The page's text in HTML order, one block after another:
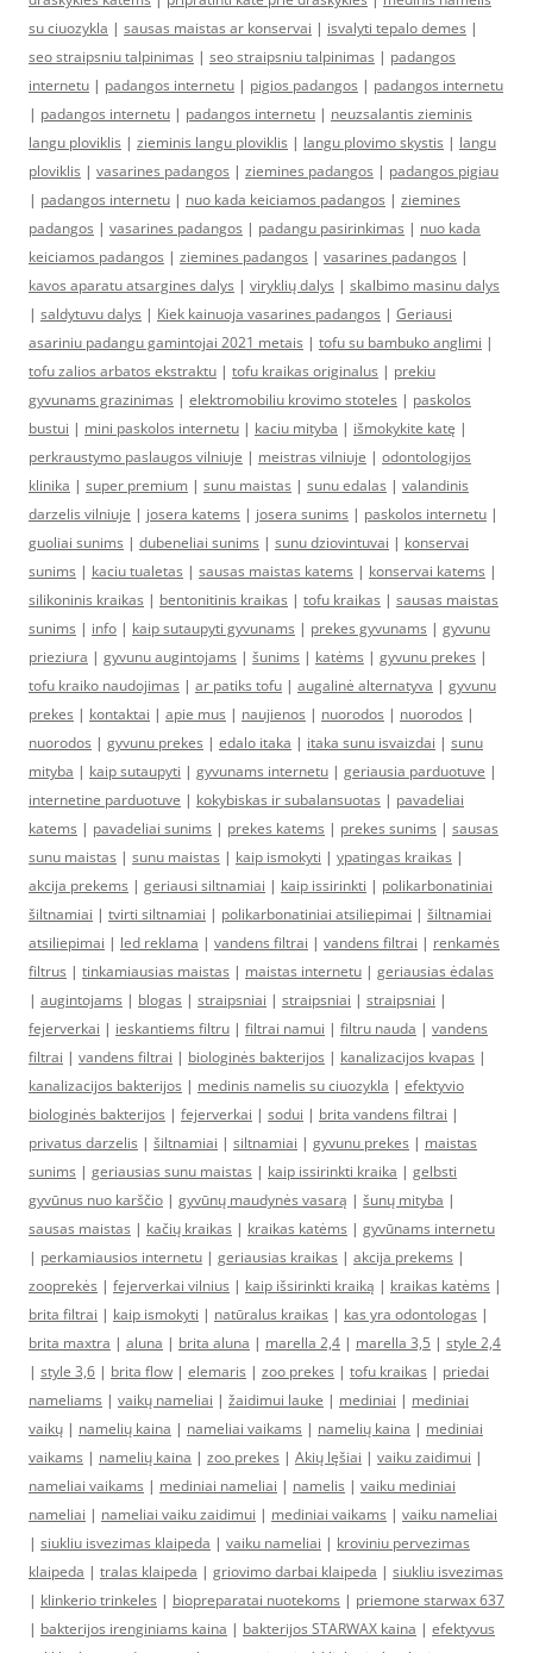
su ciuozykla | sausas maistas ar konservai | isvalyti tepalo demes |
seo straipsniu talpinimas | seo straipsniu talpinimas | padangos
internetu | padangos internetu | pigios padangos | padangos internetu
| padangos internetu | padangos internetu | neuzsalantis zieminis
langu ploviklis | zieminis langu ploviklis | langu plovimo skystis | langu
ploviklis | vasarines padangos | ziemines padangos | padangos pigiau
| padangos internetu | nuo kada keiciamos padangos | ziemines
padangos | vasarines padangos | padangu pasirinkimas | nuo kada
keiciamos padangos | ziemines padangos | vasarines padangos |
kavos aparatu atsargines dalys | viryklių dalys | skalbimo masinu dalys
| saldytuvu dalys | Kiek kainuoja vasarines padangos | Geriausi
asariniu padangu gamintojai 2021 metais | tofu su bambuko anglimi |
tofu zalios arbatos ekstraktu | tofu kraikas originalus | prekiu
gyvunams grazinimas | elektromobiliu krovimo stoteles | paskolos
bustui | mini paskolos internetu | kaciu mityba | išmokykite katę |
perkraustymo paslaugos vilniuje | meistras vilniuje | odontologijos
klinika | super premium | sunu maistas | sunu edalas | valandinis
darzelis vilniuje | josera katems | josera sunims | paskolos internetu |
guoliai sunims | dubeneliai sunims | sunu dziovintuvai | konservai
sunims | kaciu tualetas | sausas maistas katems | konservai katems |
silikoninis kraikas | bentonitinis kraikas | tofu kraikas | sausas maistas
sunims | info | kaip sutaupyti gyvunams | prekes gyvunams | gyvunu
prieziura | gyvunu augintojams | šunims | katėms | gyvunu prekes |
tofu kraiko naudojimas | ar patiks tofu | augalinė alternatyva | gyvunu
prekes | kontaktai | apie mus | naujienos | nuorodos | nuorodos |
nuorodos | gyvunu prekes | edalo itaka | itaka sunu isvaizdai | sunu
mityba | kaip sutaupyti | gyvunams internetu | geriausia parduotuve |
internetine parduotuve | kokybiskas ir subalansuotas | pavadeliai
katems | pavadeliai sunims | prekes katems | prekes sunims | sausas
sunu maistas | sunu maistas | kaip ismokyti | ypatingas kraikas |
akcija prekems | geriausi siltnamiai | kaip issirinkti | polikarbonatiniai
šiltnamiai | tvirti siltnamiai | polikarbonatiniai atsiliepimai | šiltnamiai
atsiliepimai | led reklama | vandens filtrai | vandens filtrai | renkamės
filtrus | tinkamiausias maistas | maistas internetu | geriausias ėdalas
| augintojams | blogas | straipsniai | straipsniai | straipsniai |
fejerverkai | ieskantiems filtru | filtrai namui | filtru nauda | vandens
filtrai | vandens filtrai | biologinės bakterijos | kanalizacijos kvapas |
kanalizacijos bakterijos | medinis namelis su ciuozykla | efektyvio
biologinės bakterijos | fejerverkai | sodui | brita vandens filtrai |
privatus darzelis | šiltnamiai | siltnamiai | gyvunu prekes | maistas
sunims | geriausias sunu maistas | kaip issirinkti kraika | gelbsti
gyvūnus nuo karščio | gyvūnų maudynės vasarą | šunų mityba |
sausas maistas | kačių kraikas | kraikas katėms | gyvūnams internetu
| perkamiausios internetu | geriausias kraikas | akcija prekems |
zooprekės | fejerverkai vilnius | kaip išsirinkti kraiką | kraikas katėms |
brita filtrai | kaip ismokyti | natūralus kraikas | kas yra odontologas |
brita maxtra | aluna | brita aluna | marella 2,4 | marella 3,5 | style 2,4
| style 3,6 | brita flow | elemaris | zoo prekes | tofu kraikas | priedai
nameliams | vaikų nameliai | žaidimui lauke | mediniai | mediniai
vaikų | namelių kaina | nameliai vaikams | namelių kaina | mediniai
vaikams | namelių kaina | zoo prekes | Akių lęšiai | vaiku zaidimui |
nameliai vaikams | mediniai nameliai | namelis | vaiku mediniai
nameliai | nameliai vaiku zaidimui | mediniai vaikams | vaiku nameliai
| siukliu isvezimas klaipeda | vaiku nameliai | kroviniu pervezimas
klaipeda | tralas klaipeda | griovimo darbai klaipeda | siukliu isvezimas
| klinkerio trinkeles | biopreparatai nuotekoms | priemone starwax 637
| bakterijos irenginiams kaina | bakterijos STARWAX kaina | efektyvus